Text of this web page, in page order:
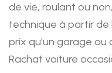
de vie, roulant ou
technique à partir de
prix qu'un garage ou
Rachat voiture